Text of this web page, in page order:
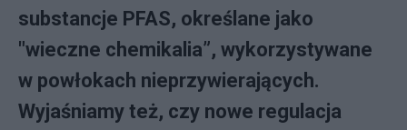
substancje PFAS, określane jako
"wieczne chemikalia”, wykorzystywane
w powłokach nieprzywierających.
Wyjaśniamy też, czy nowe regulacja